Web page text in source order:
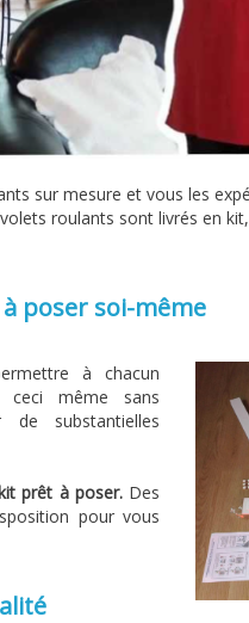
sur mesure et vous les
roulants sont livrés en
poser soi-même
à chacun
ceci même sans
de substantielles
prêt à poser.Des
pour vous